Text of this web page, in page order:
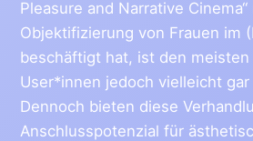
Pleasure and Narrative
Objektifizierung von Frauen im
beschäftigt hat, ist den meisten
User*innen jedoch vielleicht
Dennoch bieten diese
Anschlusspotenzial für